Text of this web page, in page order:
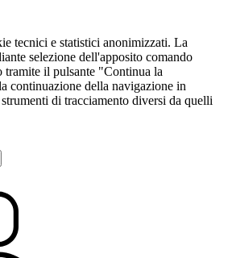
tecnici e statistici anonimizzati. La
selezione dell'apposito comando
il pulsante "Continua la
continuazione della navigazione in
di tracciamento diversi da quelli